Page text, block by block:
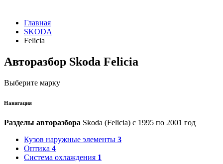
Главная
SKODA
Felicia
Авторазбор Skoda Felicia
Выберите марку
Навигация
Разделы авторазбора Skoda (Felicia) с 1995 по 2001 год
Кузов наружные элементы 3
Оптика 4
Система охлаждения 1